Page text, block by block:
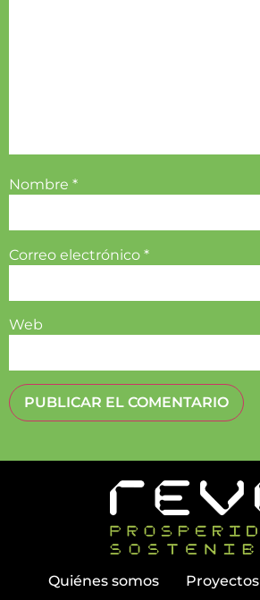
Nombre *
Correo electrónico *
Web
Quiénes somos Proyectos